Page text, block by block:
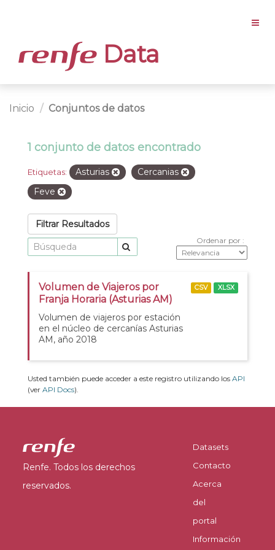
Data
Inicio Conjuntos de datos
1 conjunto de datos encontrado
Etiquetas: Asturias
Cercanias
Feve
Filtrar Resultados
Ordenar por
Volumen de Viajeros por
Franja Horaria (Asturias AM)
Volumen de viajeros por estación
en el núcleo de cercanías Asturias
AM, año 2018
CSV XLSX
Usted también puede acceder a este registro utilizando los API
(ver API Docs).
Renfe. Todos los derechos
reservados.
Datasets
Contacto
Acerca
del
portal
Información